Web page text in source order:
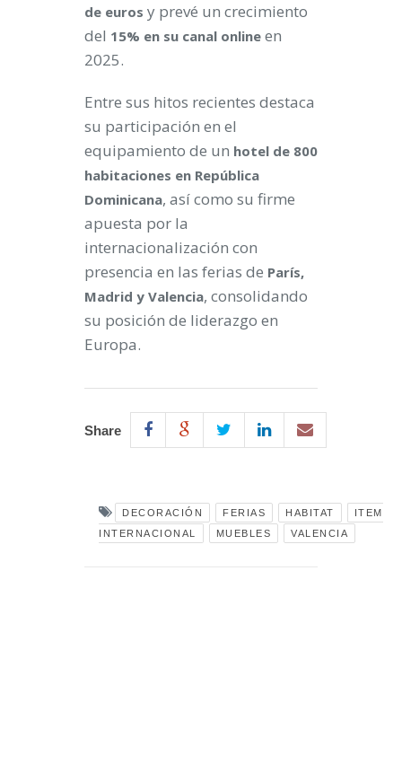
de euros y prevé un crecimiento
del 15% en su canal online en
2025.
Entre sus hitos recientes destaca
su participación en el
equipamiento de un hotel de 800
habitaciones en República
Dominicana, así como su firme
apuesta por la
internacionalización con
presencia en las ferias de París,
Madrid y Valencia, consolidando
su posición de liderazgo en
Europa.
Share
DECORACIÓN FERIAS HABITAT
ITEM
INTERNACIONAL
MUEBLES VALENCIA